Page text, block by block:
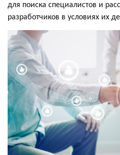
для поиска специалистов и
разработчиков в условиях их